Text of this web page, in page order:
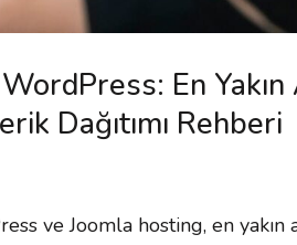
En Yakın
Dağıtımı Rehberi
ve Joomla hosting, en yakın